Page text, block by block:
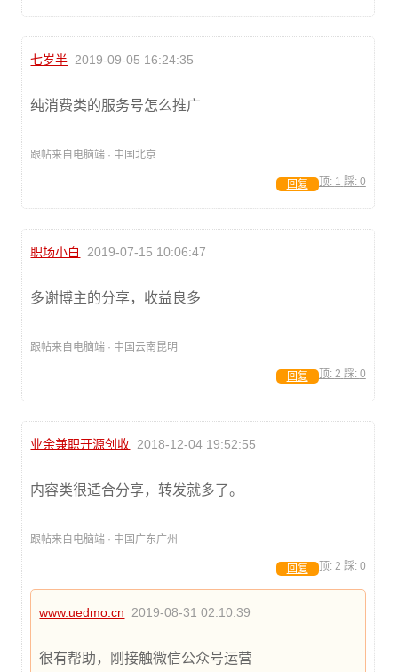
七岁半 2019-09-05 16:24:35
纯消费类的服务号怎么推广
跟帖来自电脑端 · 中国北京
顶: 1 踩: 0
回复
职场小白 2019-07-15 10:06:47
多谢博主的分享，收益良多
跟帖来自电脑端 · 中国云南昆明
顶: 2 踩: 0
回复
业余兼职开源创收 2018-12-04 19:52:55
内容类很适合分享，转发就多了。
跟帖来自电脑端 · 中国广东广州
顶: 2 踩: 0
回复
www.uedmo.cn 2019-08-31 02:10:39
很有帮助，刚接触微信公众号运营